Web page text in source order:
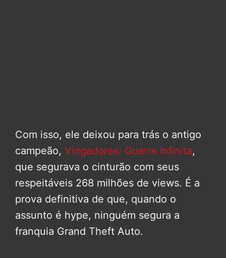
Com isso, ele deixou para trás o antigo
campeão, Vingadores: Guerra Infinita,
que segurava o cinturão com seus
respeitáveis 268 milhões de views. É a
prova definitiva de que, quando o
assunto é hype, ninguém segura a
franquia Grand Theft Auto.